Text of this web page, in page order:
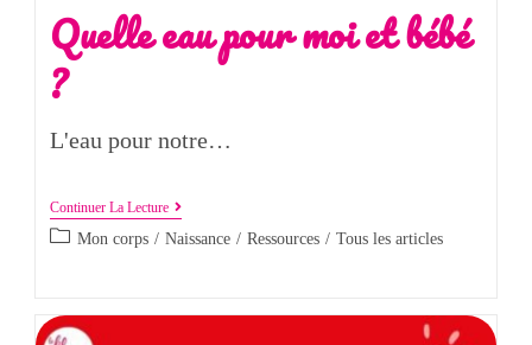
Quelle eau pour moi et bébé
?
L'eau pour notre…
Continuer La Lecture
Mon corps / Naissance / Ressources / Tous les articles